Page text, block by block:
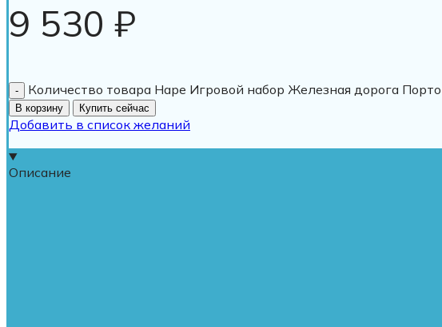
9 530 ₽
Количество товара Hape Игровой набор Железная дорога
В корзину Купить сейчас
Добавить в список желаний
Описание